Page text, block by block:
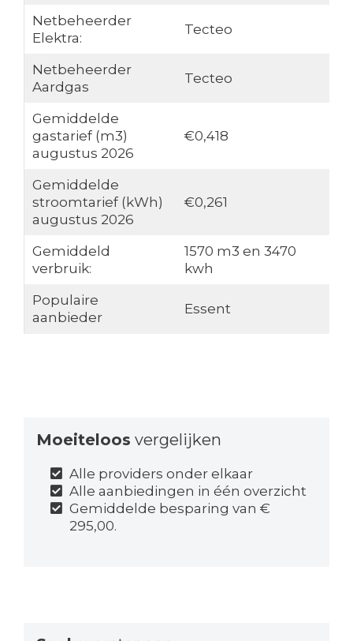
Netbeheerder
Elektra:
Tecteo
Netbeheerder
Aardgas
Tecteo
Gemiddelde
gastarief (m3)
augustus 2026
€0,418
Gemiddelde
stroomtarief (kWh)
augustus 2026
€0,261
Gemiddeld
verbruik:
1570 m3 en 3470
kwh
Populaire
aanbieder
Essent
Moeiteloos vergelijken
Alle providers onder elkaar
Alle aanbiedingen in één overzicht
Gemiddelde besparing van €
295,00.